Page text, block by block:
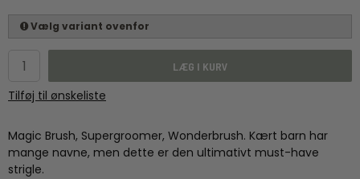
Vælg variant ovenfor
LÆG I KURV
Tilføj til ønskeliste
Magic Brush, Supergroomer, Wonderbrush. Kært barn har
mange navne, men dette er den ultimativt must-have
strigle.